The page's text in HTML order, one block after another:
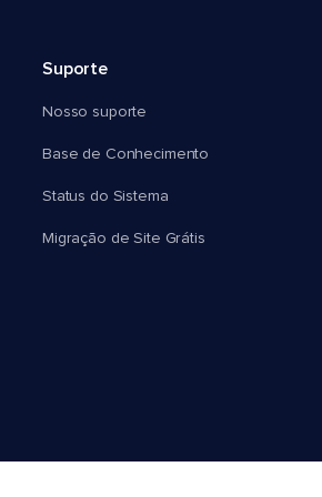
Suporte
Nosso suporte
Base de Conhecimento
Status do Sistema
Migração de Site Grátis